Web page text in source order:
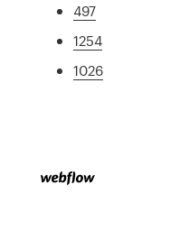
497
1254
1026